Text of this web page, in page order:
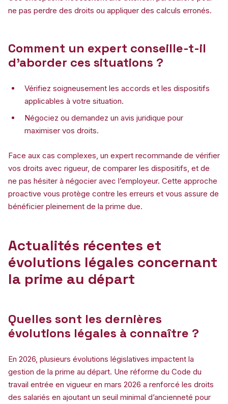
ne pas perdre des droits ou appliquer des calculs erronés.
Comment un expert conseille-t-il
d’aborder ces situations ?
Vérifiez soigneusement les accords et les dispositifs
applicables à votre situation.
Négociez ou demandez un avis juridique pour
maximiser vos droits.
Face aux cas complexes, un expert recommande de vérifier
vos droits avec rigueur, de comparer les dispositifs, et de
ne pas hésiter à négocier avec l’employeur. Cette approche
proactive vous protège contre les erreurs et vous assure de
bénéficier pleinement de la prime due.
Actualités récentes et
évolutions légales concernant
la prime au départ
Quelles sont les dernières
évolutions légales à connaître ?
En 2026, plusieurs évolutions législatives impactent la
gestion de la prime au départ. Une réforme du Code du
travail entrée en vigueur en mars 2026 a renforcé les droits
des salariés en ajoutant un seuil minimal d’ancienneté pour